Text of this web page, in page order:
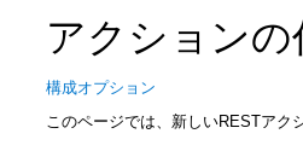
アクション
構成オプション
このページでは、新しいRESTアク